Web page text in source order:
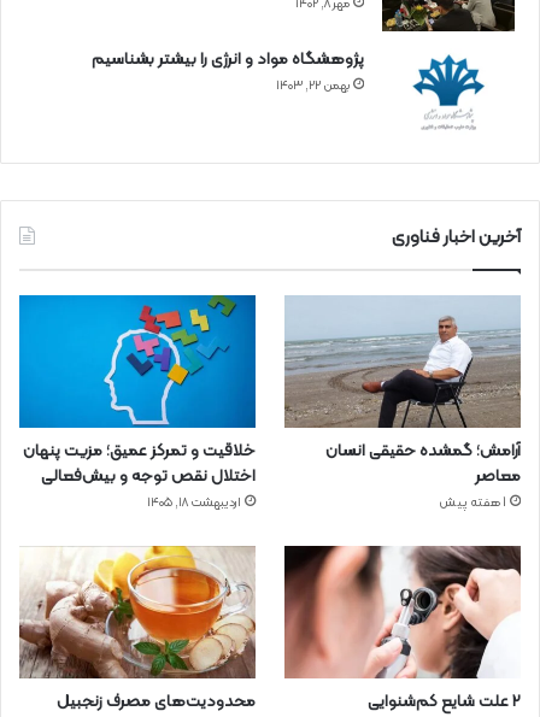
پژوهشگاه مواد و انرژی را بیشتر بشناسیم
بهمن ۲۲, ۱۴۰۳
آخرین اخبار فناوری
آرامش؛ گمشده حقیقی انسان
معاصر
1 هفته پیش
خلاقیت و تمرکز عمیق؛ مزیت پنهان
اختلال نقص توجه و بیش‌فعالی
اردیبهشت ۱۸, ۱۴۰۵
۲ علت شایع‌ کم‌شنوایی محدودیت‌های مصرف زنجبیل